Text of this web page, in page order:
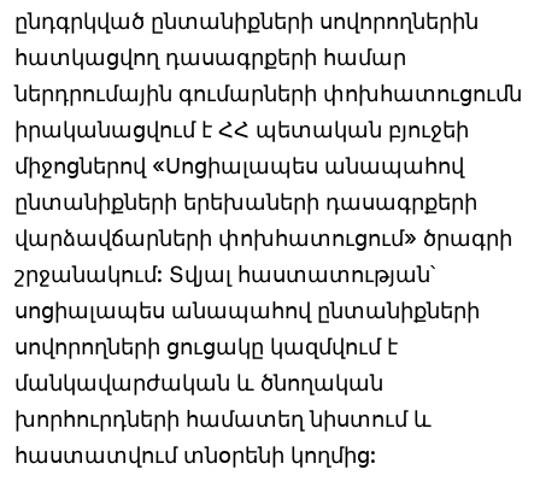
ընդգրկված ընտանիքների սովորողներին
հատկացվող դասագրքերի համար
ներդրումային գումարների փոխհատուցումն
իրականացվում է ՀՀ պետական բյուջեի
միջոցներով «Սոցիալապես անապահով
ընտանիքների երեխաների դասագրքերի
վարձավճարների փոխհատուցում» ծրագրի
շրջանակում: Տվյալ հաստատության՝
սոցիալապես անապահով ընտանիքների
սովորողների ցուցակը կազմվում է
մանկավարժական և ծնողական
խորհուրդների համատեղ նիստում և
հաստատվում տնօրենի կողմից: